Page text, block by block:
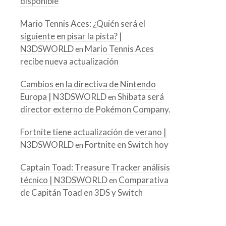
Mario Tennis Aces: ¿Quién será el
siguiente en pisar la pista? |
N3DSWORLDen Mario Tennis Aces
recibe nueva actualización
Cambios en la directiva de Nintendo
Europa | N3DSWORLDen Shibata será
director externo de Pokémon Company.
Fortnite tiene actualización de verano |
N3DSWORLDen Fortnite en Switch hoy
Captain Toad: Treasure Tracker análisis
técnico | N3DSWORLDen Comparativa
de Capitán Toad en 3DS y Switch